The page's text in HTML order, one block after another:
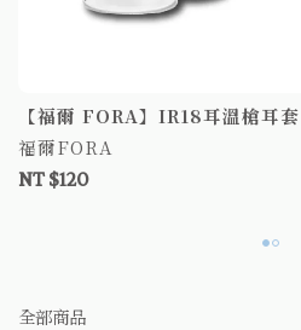
【福爾 FORA】IR18耳溫槍耳
福爾FORA
NT $120
全部商品